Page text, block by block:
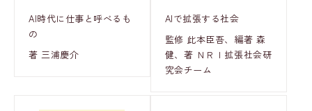
AI時代に仕事と呼べるも
の
著 三浦慶介
AIで拡張する社会
監修 此本臣吾、編著 森
健、著 ＮＲＩ拡張社会研
究会チーム